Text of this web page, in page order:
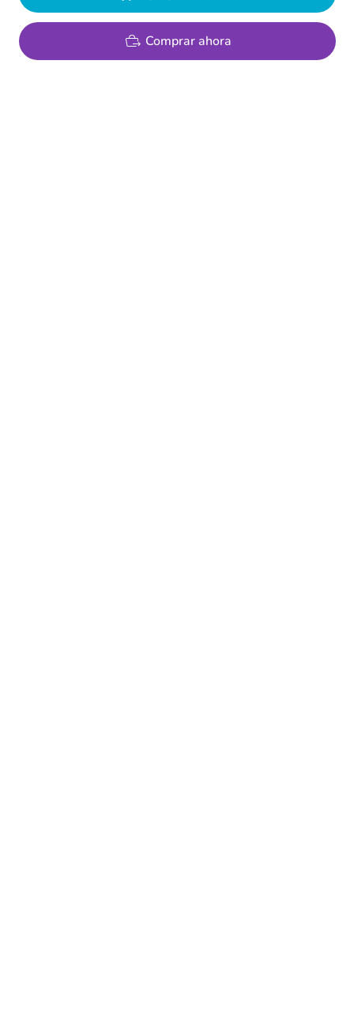
Comprar ahora